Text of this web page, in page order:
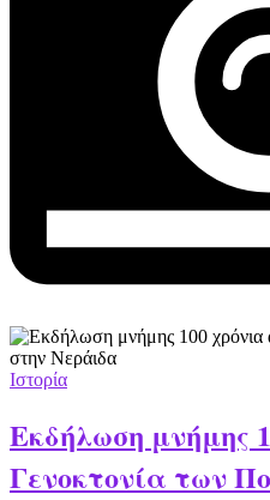
Ιστορία
Εκδήλωση μνήμης
Γενοκτονία των